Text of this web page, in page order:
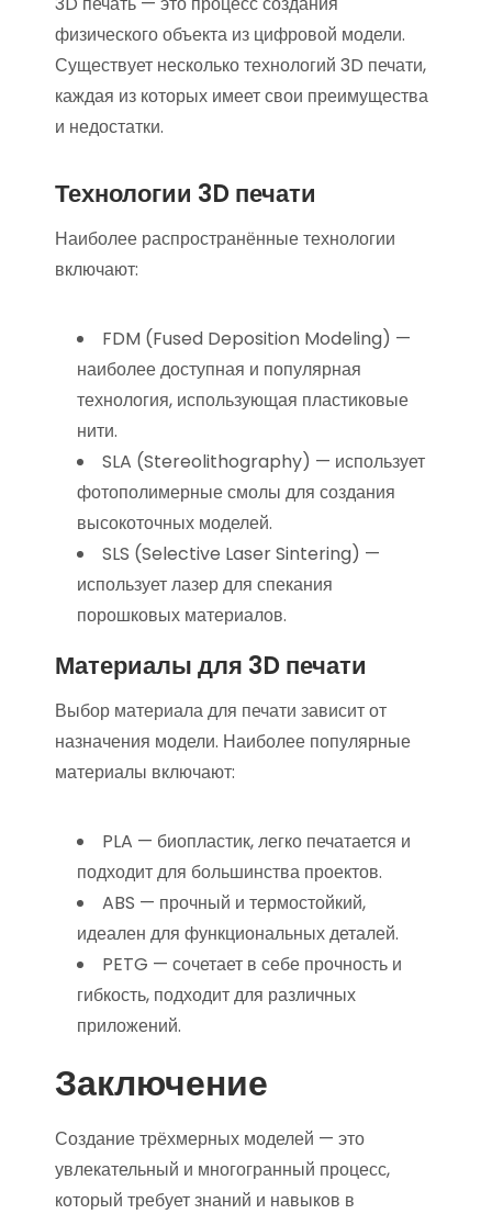
физического объекта из цифровой модели.
Существует несколько технологий 3D печати,
каждая из которых имеет свои преимущества
и недостатки.
Технологии 3D печати
Наиболее распространённые технологии
включают:
FDM (Fused Deposition Modeling) —
наиболее доступная и популярная
технология, использующая пластиковые
нити.
SLA (Stereolithography) — использует
фотополимерные смолы для создания
высокоточных моделей.
SLS (Selective Laser Sintering) —
использует лазер для спекания
порошковых материалов.
Материалы для 3D печати
Выбор материала для печати зависит от
назначения модели. Наиболее популярные
материалы включают:
PLA — биопластик, легко печатается и
подходит для большинства проектов.
ABS — прочный и термостойкий,
идеален для функциональных деталей.
PETG — сочетает в себе прочность и
гибкость, подходит для различных
приложений.
Заключение
Создание трёхмерных моделей — это
увлекательный и многогранный процесс,
который требует знаний и навыков в